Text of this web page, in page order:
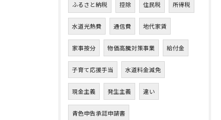
ふるさと納税 控除 住民税 所得税
水道光熱費 通信費 地代家賃
家事按分 物価高騰対策事業 給付金
子育て応援手当 水道料金減免
現金主義 発生主義 違い
青色申告承認申請書